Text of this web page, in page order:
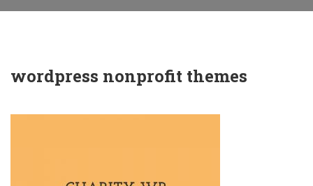
wordpress nonprofit themes